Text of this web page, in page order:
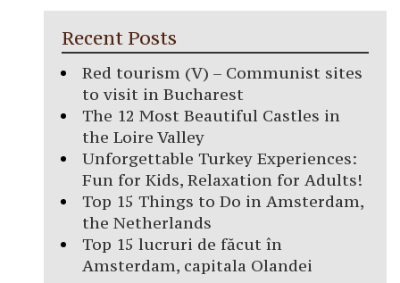
Recent Posts
Red tourism (V) – Communist sites
to visit in Bucharest
The 12 Most Beautiful Castles in
the Loire Valley
Unforgettable Turkey Experiences:
Fun for Kids, Relaxation for Adults!
Top 15 Things to Do in Amsterdam,
the Netherlands
Top 15 lucruri de făcut în
Amsterdam, capitala Olandei